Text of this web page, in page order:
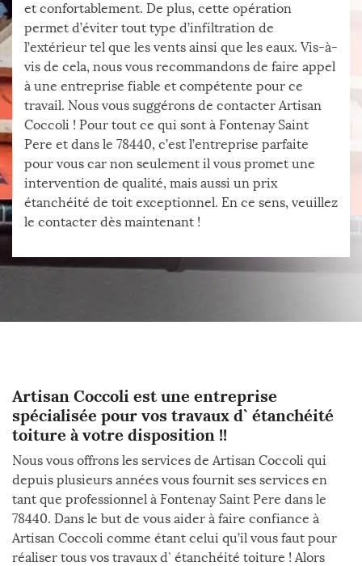
et confortablement. De plus, cette opération
permet d’éviter tout type d’infiltration de
l’extérieur tel que les vents ainsi que les eaux. Vis-à-
vis de cela, nous vous recommandons de faire appel
à une entreprise fiable et compétente pour ce
travail. Nous vous suggérons de contacter Artisan
Coccoli ! Pour tout ce qui sont à Fontenay Saint
Pere et dans le 78440, c’est l’entreprise parfaite
pour vous car non seulement il vous promet une
intervention de qualité, mais aussi un prix
étanchéité de toit exceptionnel. En ce sens, veuillez
le contacter dès maintenant !
Artisan Coccoli est une entreprise
spécialisée pour vos travaux d` étanchéité
toiture à votre disposition !!
Nous vous offrons les services de Artisan Coccoli qui
depuis plusieurs années vous fournit ses services en
tant que professionnel à Fontenay Saint Pere dans le
78440. Dans le but de vous aider à faire confiance à
Artisan Coccoli comme étant celui qu’il vous faut pour
réaliser tous vos travaux d` étanchéité toiture ! Alors